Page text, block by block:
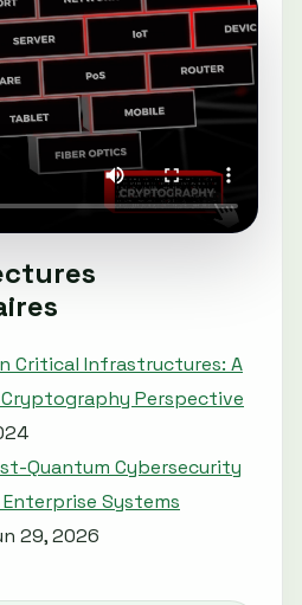
Critical Infrastructures: A
Perspective
Quantum Cybersecurity
Systems
29, 2026